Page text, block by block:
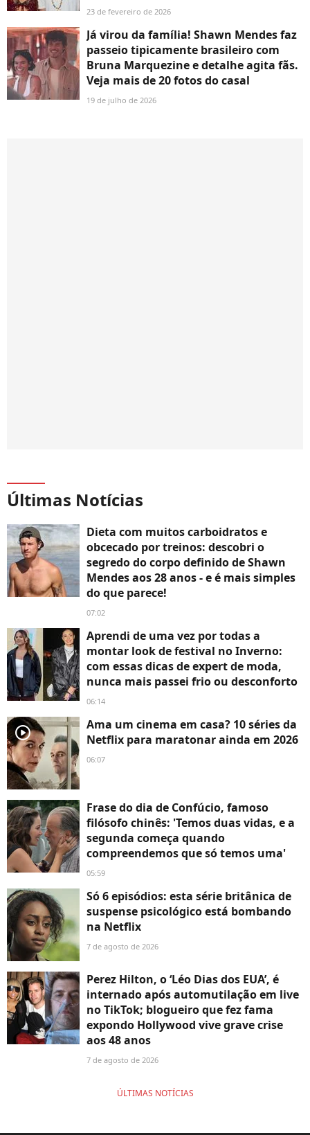
23 de fevereiro de 2026
Já virou da família! Shawn Mendes faz
passeio tipicamente brasileiro com
Bruna Marquezine e detalhe agita fãs.
Veja mais de 20 fotos do casal
19 de julho de 2026
Últimas Notícias
Dieta com muitos carboidratos e
obcecado por treinos: descobri o
segredo do corpo definido de Shawn
Mendes aos 28 anos - e é mais simples
do que parece!
07:02
Aprendi de uma vez por todas a
montar look de festival no Inverno:
com essas dicas de expert de moda,
nunca mais passei frio ou desconforto
06:14
player2
Ama um cinema em casa? 10 séries da
Netflix para maratonar ainda em 2026
06:07
Frase do dia de Confúcio, famoso
filósofo chinês: 'Temos duas vidas, e a
segunda começa quando
compreendemos que só temos uma'
05:59
Só 6 episódios: esta série britânica de
suspense psicológico está bombando
na Netflix
7 de agosto de 2026
Perez Hilton, o ‘Léo Dias dos EUA’, é
internado após automutilação em live
no TikTok; blogueiro que fez fama
expondo Hollywood vive grave crise
aos 48 anos
7 de agosto de 2026
ÚLTIMAS NOTÍCIAS